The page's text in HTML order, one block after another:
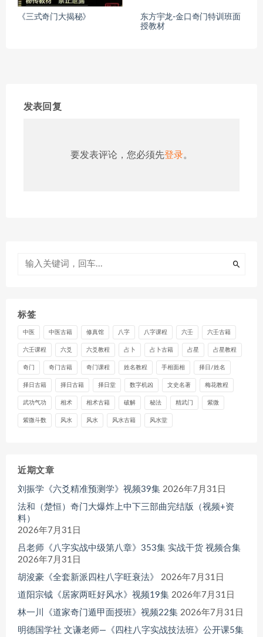
《三式奇门大揭秘》
东方宇龙-金口奇门特训班面
授教材
发表回复
要发表评论，您必须先登录。
标签
中医 中医古籍 修真馆 八字 八字课程 六壬 六壬古籍
六壬课程 六爻 六爻教程 占卜 占卜古籍 占星 占星教程
奇门 奇门古籍 奇门课程 姓名教程 手相面相 择日/姓名
择日古籍 择日古籍 择日堂 数字机凶 文史名著 梅花教程
武功气功 相术 相术古籍 破解 秘法 精武门 紫微
紫微斗数 风水 风水 风水古籍 风水堂
近期文章
刘振学《六爻精准预测学》视频39集 2026年7月31日
法和（楚恒）奇门大爆炸上中下三部曲完结版（视频+资
料）
2026年7月31日
吕老师《八字实战中级第八章》353集 实战干货 视频合集
2026年7月31日
胡浚豪《全套新派四柱八字旺衰法》
2026年7月31日
道阳宗钺《居家两旺好风水》视频19集 2026年7月31日
林一川《道家奇门遁甲面授班》视频22集 2026年7月31日
明德国学社 文谦老师—《四柱八字实战技法班》公开课5集